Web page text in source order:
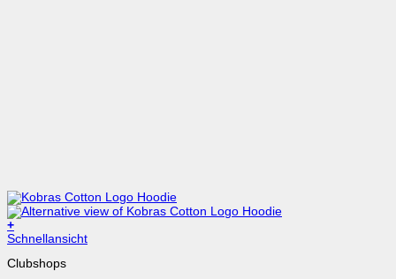
+
Dieses
weist
Schnellansicht
Clubshops